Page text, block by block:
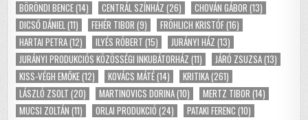
BÖRÖNDI BENCE(14) CENTRÁL SZÍNHÁZ (26) CHOVÁN GÁBOR (13)
DICSŐ DÁNIEL(11) FEHÉR TIBOR (9) FRÖHLICH KRISTÓF(16)
HARTAI PETRA(12) ILYÉS RÓBERT (15) JURÁNYI HÁZ (13)
JURÁNYI PRODUKCIÓS KÖZÖSSÉGI INKUBÁTORHÁZ (11) JÁRÓ ZSUZSA(13)
KISS-VÉGH EMŐKE(12) KOVÁCS MÁTÉ(14) KRITIKA(261)
LÁSZLÓ ZSOLT (20) MARTINOVICS DORINA(10) MERTZ TIBOR (14)
MUCSI ZOLTÁN (11) ORLAI PRODUKCIÓ (24) PATAKI FERENC (10)